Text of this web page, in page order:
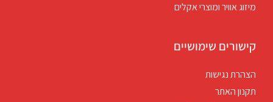
מיזוג אוויר ומוצרי אקלים
קישורים שימושיים
הצהרת נגישות
תקנון האתר